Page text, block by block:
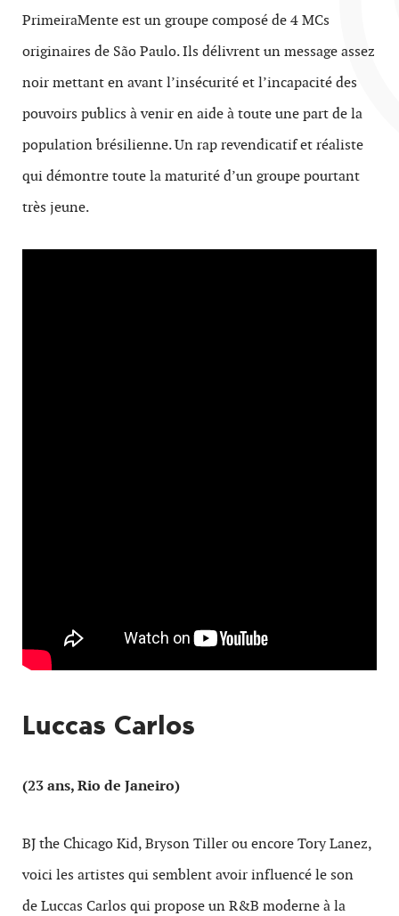
PrimeiraMente est un groupe composé de 4 MCs
originaires de São Paulo. Ils délivrent un message assez
noir mettant en avant l’insécurité et l’incapacité des
pouvoirs publics à venir en aide à toute une part de la
population brésilienne. Un rap revendicatif et réaliste
qui démontre toute la maturité d’un groupe pourtant
très jeune.
Luccas Carlos
(23 ans, Rio de Janeiro)
BJ the Chicago Kid, Bryson Tiller ou encore Tory Lanez,
voici les artistes qui semblent avoir influencé le son
de Luccas Carlos qui propose un R&B moderne à la